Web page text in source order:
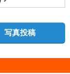
写真投稿